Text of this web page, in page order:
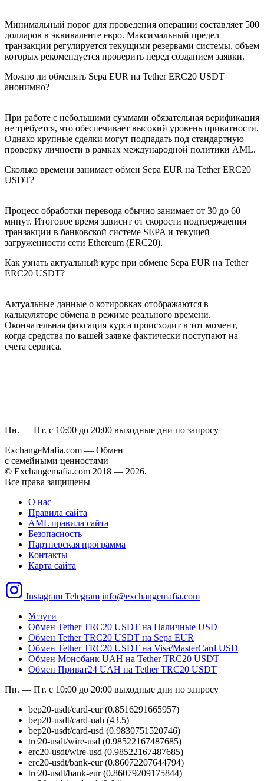
Минимальный порог для проведения операции составляет 500
долларов в эквиваленте евро. Максимальный предел
транзакции регулируется текущими резервами системы, объем
которых рекомендуется проверить перед созданием заявки.
Можно ли обменять Sepa EUR на Tether ERC20 USDT
анонимно?
При работе с небольшими суммами обязательная верификация
не требуется, что обеспечивает высокий уровень приватности.
Однако крупные сделки могут подпадать под стандартную
проверку личности в рамках международной политики AML.
Сколько времени занимает обмен Sepa EUR на Tether ERC20
USDT?
Процесс обработки перевода обычно занимает от 30 до 60
минут. Итоговое время зависит от скорости подтверждения
транзакции в банковской системе SEPA и текущей
загруженности сети Ethereum (ERC20).
Как узнать актуальный курс при обмене Sepa EUR на Tether
ERC20 USDT?
Актуальные данные о котировках отображаются в
калькуляторе обмена в режиме реального времени.
Окончательная фиксация курса происходит в тот момент,
когда средства по вашей заявке фактически поступают на
счета сервиса.
Пн. — Пт. с 10:00 до 20:00 выходные дни по запросу
ExchangeMafia.com — Обмен
с семейными ценностями
© Exchangemafia.com 2018 — 2026.
Все права защищены
О нас
Правила сайта
AML правила сайта
Безопасность
Партнерская программа
Контакты
Карта сайта
Instagram Telegram info@exchangemafia.com
Услуги
Обмен Tether TRC20 USDT на Наличные USD
Обмен Tether TRC20 USDT на Sepa EUR
Обмен Tether TRC20 USDT на Visa/MasterCard USD
Обмен Монобанк UAH на Tether TRC20 USDT
Обмен Приват24 UAH на Tether TRC20 USDT
Пн. — Пт. с 10:00 до 20:00 выходные дни по запросу
bep20-usdt/card-eur (0.8516291665957)
bep20-usdt/card-uah (43.5)
bep20-usdt/card-usd (0.9830751520746)
trc20-usdt/wire-usd (0.98522167487685)
erc20-usdt/wire-usd (0.98522167487685)
erc20-usdt/bank-eur (0.86072207644794)
trc20-usdt/bank-eur (0.86079209175844)